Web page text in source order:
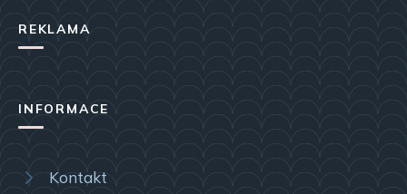
REKLAMA
INFORMACE
Kontakt